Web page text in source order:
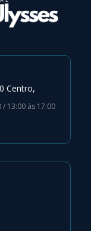
Centro,
/ 13:00 ás 17:00